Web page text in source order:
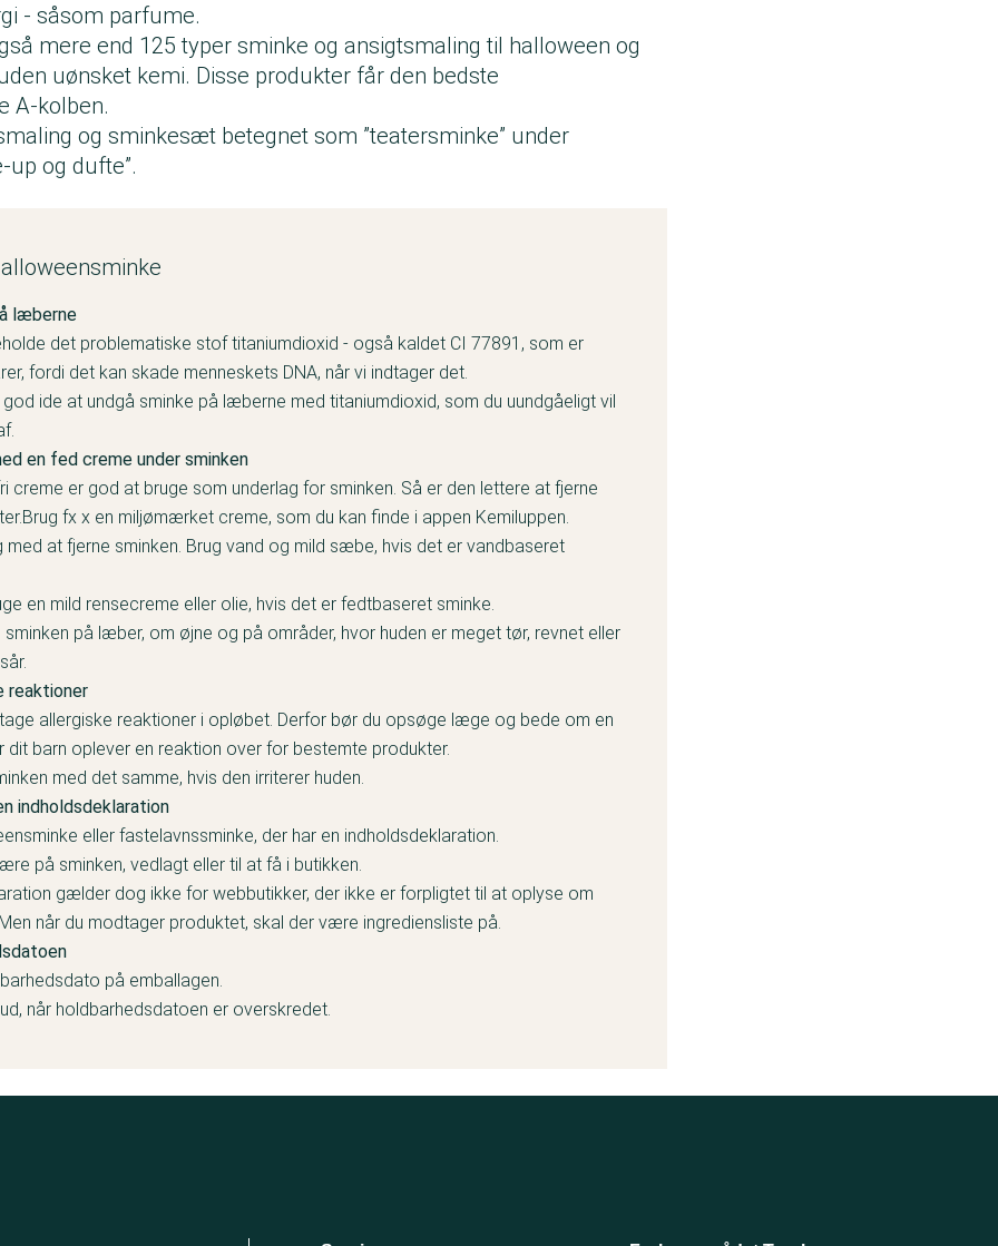
- såsom parfume.
mere end 125 typer sminke og ansigtsmaling til halloween og
uønsket kemi. Disse produkter får den bedste
A-kolben.
og sminkesæt betegnet som ”teatersminke” under
up og dufte”.
læberne
det problematiske stof titaniumdioxid - også kaldet CI 77891, som er
fordi det kan skade menneskets DNA, når vi indtager det.
ide at undgå sminke på læberne med titaniumdioxid, som du uundgåeligt vil
en fed creme under sminken
creme er god at bruge som underlag for sminken. Så er den lettere at fjerne
fx x en miljømærket creme, som du kan finde i appen Kemiluppen.
at fjerne sminken. Brug vand og mild sæbe, hvis det er vandbaseret
en mild rensecreme eller olie, hvis det er fedtbaseret sminke.
på læber, om øjne og på områder, hvor huden er meget tør, revnet eller
reaktioner
allergiske reaktioner i opløbet. Derfor bør du opsøge læge og bede om en
dit barn oplever en reaktion over for bestemte produkter.
med det samme, hvis den irriterer huden.
indholdsdeklaration
eller fastelavnssminke, der har en indholdsdeklaration.
på sminken, vedlagt eller til at få i butikken.
gælder dog ikke for webbutikker, der ikke er forpligtet til at oplyse om
når du modtager produktet, skal der være ingrediensliste på.
på emballagen.
når holdbarhedsdatoen er overskredet.